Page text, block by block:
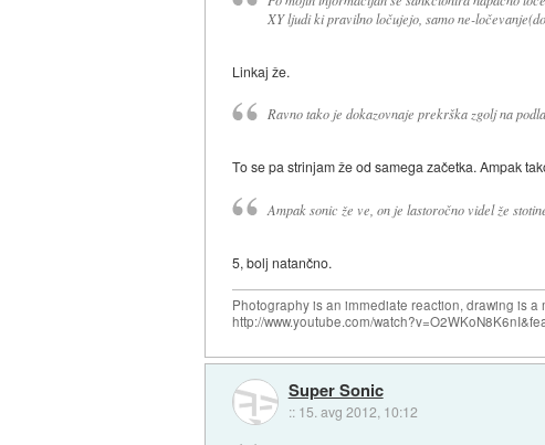
XY ljudi ki pravilno ločujejo, samo ne-
Linkaj že.
Ravno tako je dokazovnaje prekrška zgolj na
To se pa strinjam že od samega začetka. Ampak
Ampak sonic že ve, on je lastoročno videl že
5, bolj natančno.
Photography is an immediate reaction, drawing is a
http://www.youtube.com/
Super Sonic
:: 15. avg 2012, 10:12